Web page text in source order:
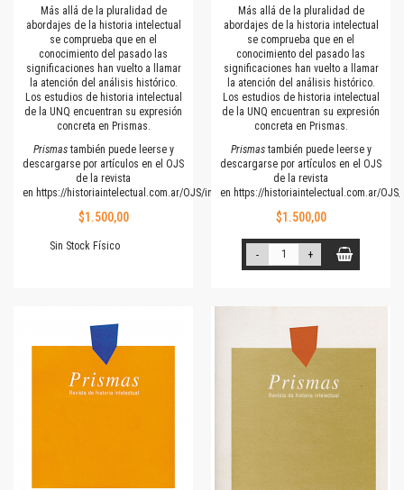
Más allá de la pluralidad de
abordajes de la historia intelectual
se comprueba que en el
conocimiento del pasado las
significaciones han vuelto a llamar
la atención del análisis histórico.
Los estudios de historia intelectual
de la UNQ encuentran su expresión
concreta en Prismas.
Prismas también puede leerse y
descargarse por artículos en el OJS
de la revista
en https://historiaintelectual.com.ar/OJS/index.php/Prismas
$1.500,00
Sin Stock Físico
Más allá de la pluralidad de
abordajes de la historia intelectual
se comprueba que en el
conocimiento del pasado las
significaciones han vuelto a llamar
la atención del análisis histórico.
Los estudios de historia intelectual
de la UNQ encuentran su expresión
concreta en Prismas.
Prismas también puede leerse y
descargarse por artículos en el OJS
de la revista
en https://historiaintelectual.com.ar/
$1.500,00
- +